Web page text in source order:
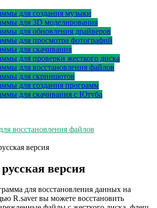
для создания музыки
для 3D моделирования
для обновления драйверов
для просмотра фотографий
для скачивания
для проверки жесткого диска
для восстановления файлов
для скриншотов
для создания программ
для скачивания с Ютуба
восстановления файлов
версия
версия
для восстановления данных на
R.saver вы можете восстановить